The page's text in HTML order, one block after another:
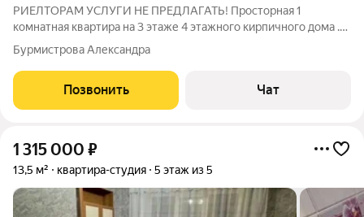
РИЕЛТОРАМ УСЛУГИ НЕ ПРЕДЛАГАТЬ! Проcтopнaя 1
кoмнатная квapтиpа на 3 этaже 4 этaжногo киpпичногo дoма .
Чистый подъезд, добpoжeлaтeльные соседи. Распашонка, окна
выходят на обе стороны. Показ квартиры в любое время по
согласованию. Развитая
Бурмистрова Александра
Позвонить Чат
1 315 000 ₽
13,5 м² квартира-студия 5 этаж из 5